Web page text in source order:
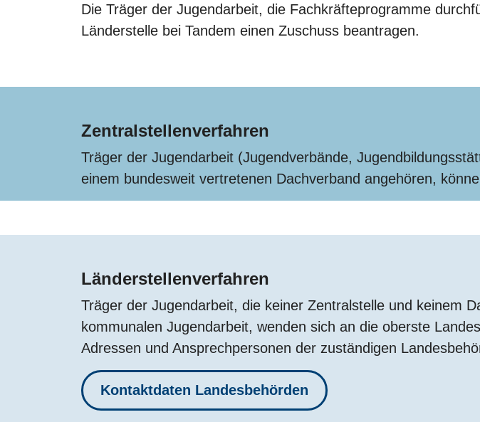
Die Träger der Jugendarbeit, die Fachkräfteprogramme
Länderstelle bei Tandem einen Zuschuss beantragen.
Zentralstellenverfahren
Träger der Jugendarbeit (Jugendverbände,
einem bundesweit vertretenen Dachverband angehören,
Länderstellenverfahren
Träger der Jugendarbeit, die keiner Zentralstelle und keinem
kommunalen Jugendarbeit, wenden sich an die oberste
Adressen und Ansprechpersonen der zuständigen
Kontaktdaten Landesbehörden